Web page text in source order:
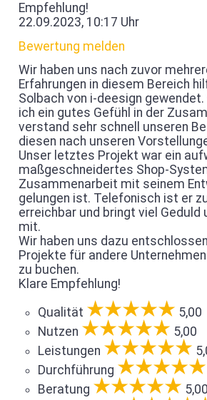
Empfehlung!
22.09.2023, 10:17 Uhr
Bewertung melden
Wir haben uns nach zuvor
Erfahrungen in diesem Bereich
Solbach von i-deesign
ich ein gutes Gefühl in der
verstand sehr schnell unseren
diesen nach unseren
Unser letztes Projekt war ein
maßgeschneidertes Shop-
Zusammenarbeit mit seinem
gelungen ist. Telefonisch ist er
erreichbar und bringt viel Geduld
mit.
Wir haben uns dazu
Projekte für andere
zu buchen.
Klare Empfehlung!
Qualität
5,00
Nutzen
5,00
Leistungen
Durchführung
Beratung
5,00